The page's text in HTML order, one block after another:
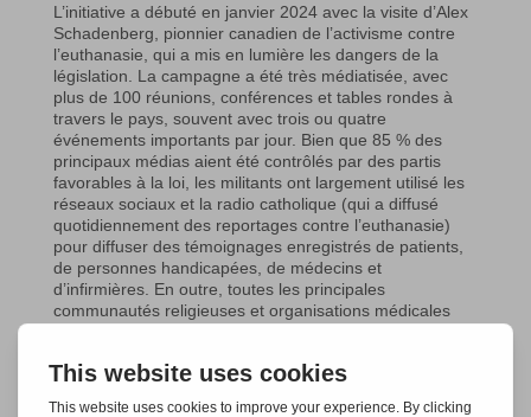
L’initiative a débuté en janvier 2024 avec la visite d’Alex
Schadenberg, pionnier canadien de l’activisme contre
l’euthanasie, qui a mis en lumière les dangers de la
législation. La campagne a été très médiatisée, avec
plus de 100 réunions, conférences et tables rondes à
travers le pays, souvent avec trois ou quatre
événements importants par jour. Bien que 85 % des
principaux médias aient été contrôlés par des partis
favorables à la loi, les militants ont largement utilisé les
réseaux sociaux et la radio catholique (qui a diffusé
quotidiennement des reportages contre l’euthanasie)
pour diffuser des témoignages enregistrés de patients,
de personnes handicapées, de médecins et
d’infirmières. En outre, toutes les principales
communautés religieuses et organisations médicales
La force de la foi et de la prière